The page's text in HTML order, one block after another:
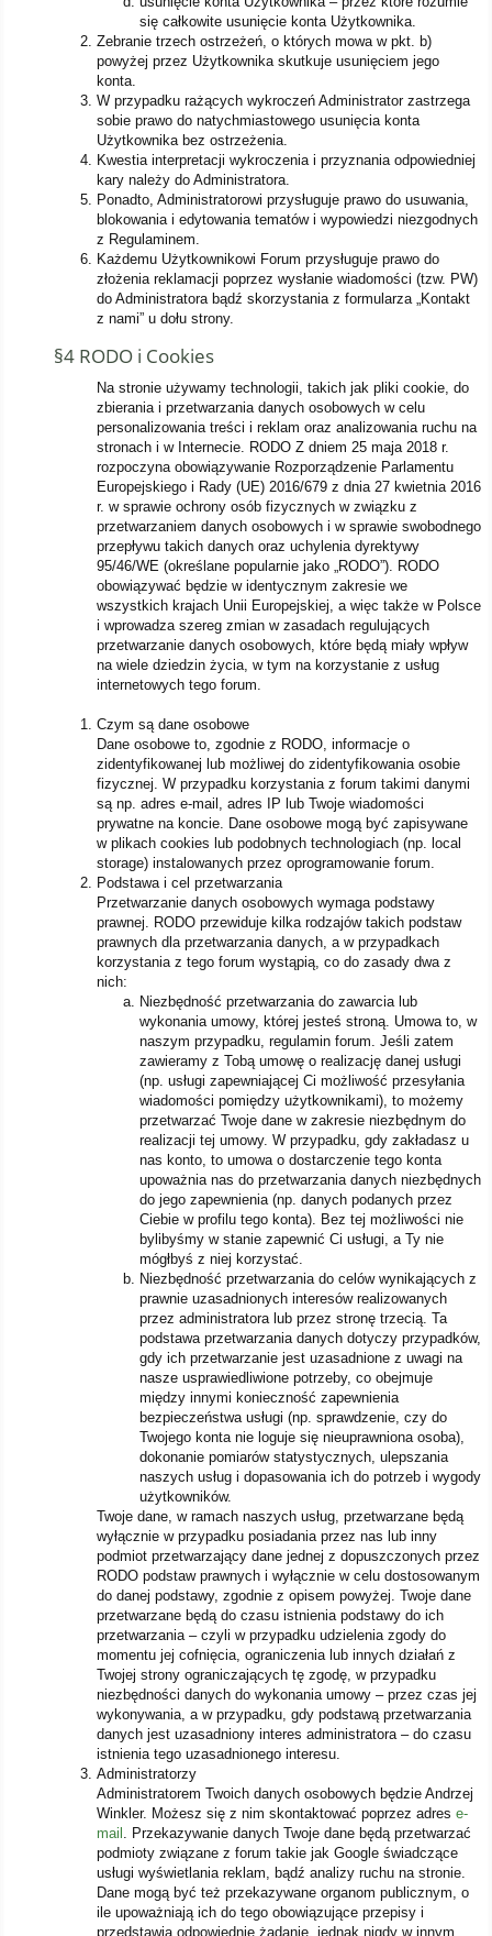
się całkowite usunięcie konta Użytkownika.
Zebranie trzech ostrzeżeń, o których mowa w pkt. b)
powyżej przez Użytkownika skutkuje usunięciem jego
konta.
W przypadku rażących wykroczeń Administrator zastrzega
sobie prawo do natychmiastowego usunięcia konta
Użytkownika bez ostrzeżenia.
Kwestia interpretacji wykroczenia i przyznania odpowiedniej
kary należy do Administratora.
Ponadto, Administratorowi przysługuje prawo do usuwania,
blokowania i edytowania tematów i wypowiedzi niezgodnych
z Regulaminem.
Każdemu Użytkownikowi Forum przysługuje prawo do
złożenia reklamacji poprzez wysłanie wiadomości (tzw. PW)
do Administratora bądź skorzystania z formularza „Kontakt
z nami” u dołu strony.
§4 RODO i Cookies
Na stronie używamy technologii, takich jak pliki cookie, do
zbierania i przetwarzania danych osobowych w celu
personalizowania treści i reklam oraz analizowania ruchu na
stronach i w Internecie. RODO Z dniem 25 maja 2018 r.
rozpoczyna obowiązywanie Rozporządzenie Parlamentu
Europejskiego i Rady (UE) 2016/679 z dnia 27 kwietnia 2016
r. w sprawie ochrony osób fizycznych w związku z
przetwarzaniem danych osobowych i w sprawie swobodnego
przepływu takich danych oraz uchylenia dyrektywy
95/46/WE (określane popularnie jako „RODO”). RODO
obowiązywać będzie w identycznym zakresie we
wszystkich krajach Unii Europejskiej, a więc także w Polsce
i wprowadza szereg zmian w zasadach regulujących
przetwarzanie danych osobowych, które będą miały wpływ
na wiele dziedzin życia, w tym na korzystanie z usług
internetowych tego forum.
Czym są dane osobowe
Dane osobowe to, zgodnie z RODO, informacje o
zidentyfikowanej lub możliwej do zidentyfikowania osobie
fizycznej. W przypadku korzystania z forum takimi danymi
są np. adres e-mail, adres IP lub Twoje wiadomości
prywatne na koncie. Dane osobowe mogą być zapisywane
w plikach cookies lub podobnych technologiach (np. local
storage) instalowanych przez oprogramowanie forum.
Podstawa i cel przetwarzania
Przetwarzanie danych osobowych wymaga podstawy
prawnej. RODO przewiduje kilka rodzajów takich podstaw
prawnych dla przetwarzania danych, a w przypadkach
korzystania z tego forum wystąpią, co do zasady dwa z
nich:
Niezbędność przetwarzania do zawarcia lub
wykonania umowy, której jesteś stroną. Umowa to, w
naszym przypadku, regulamin forum. Jeśli zatem
zawieramy z Tobą umowę o realizację danej usługi
(np. usługi zapewniającej Ci możliwość przesyłania
wiadomości pomiędzy użytkownikami), to możemy
przetwarzać Twoje dane w zakresie niezbędnym do
realizacji tej umowy. W przypadku, gdy zakładasz u
nas konto, to umowa o dostarczenie tego konta
upoważnia nas do przetwarzania danych niezbędnych
do jego zapewnienia (np. danych podanych przez
Ciebie w profilu tego konta). Bez tej możliwości nie
bylibyśmy w stanie zapewnić Ci usługi, a Ty nie
mógłbyś z niej korzystać.
Niezbędność przetwarzania do celów wynikających z
prawnie uzasadnionych interesów realizowanych
przez administratora lub przez stronę trzecią. Ta
podstawa przetwarzania danych dotyczy przypadków,
gdy ich przetwarzanie jest uzasadnione z uwagi na
nasze usprawiedliwione potrzeby, co obejmuje
między innymi konieczność zapewnienia
bezpieczeństwa usługi (np. sprawdzenie, czy do
Twojego konta nie loguje się nieuprawniona osoba),
dokonanie pomiarów statystycznych, ulepszania
naszych usług i dopasowania ich do potrzeb i wygody
użytkowników.
Twoje dane, w ramach naszych usług, przetwarzane będą
wyłącznie w przypadku posiadania przez nas lub inny
podmiot przetwarzający dane jednej z dopuszczonych przez
RODO podstaw prawnych i wyłącznie w celu dostosowanym
do danej podstawy, zgodnie z opisem powyżej. Twoje dane
przetwarzane będą do czasu istnienia podstawy do ich
przetwarzania – czyli w przypadku udzielenia zgody do
momentu jej cofnięcia, ograniczenia lub innych działań z
Twojej strony ograniczających tę zgodę, w przypadku
niezbędności danych do wykonania umowy – przez czas jej
wykonywania, a w przypadku, gdy podstawą przetwarzania
danych jest uzasadniony interes administratora – do czasu
istnienia tego uzasadnionego interesu.
Administratorzy
Administratorem Twoich danych osobowych będzie Andrzej
Winkler. Możesz się z nim skontaktować poprzez adres e-
mail . Przekazywanie danych Twoje dane będą przetwarzać
podmioty związane z forum takie jak Google świadczące
usługi wyświetlania reklam, bądź analizy ruchu na stronie.
Dane mogą być też przekazywane organom publicznym, o
ile upoważniają ich do tego obowiązujące przepisy i
przedstawią odpowiednie żądanie, jednak nigdy w innym